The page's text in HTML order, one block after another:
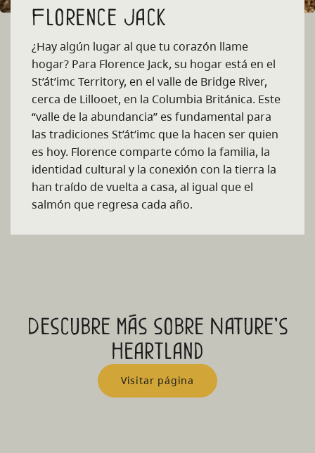
Florence Jack
¿Hay algún lugar al que tu corazón llame
hogar? Para Florence Jack, su hogar está en el
St’át’imc Territory, en el valle de Bridge River,
cerca de Lillooet, en la Columbia Británica. Este
“valle de la abundancia” es fundamental para
las tradiciones St’át’imc que la hacen ser quien
es hoy. Florence comparte cómo la familia, la
identidad cultural y la conexión con la tierra la
han traído de vuelta a casa, al igual que el
salmón que regresa cada año.
Descubre más sobre Nature's
Heartland
Visitar página